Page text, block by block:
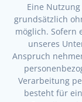
Eine
grundsätzlich
möglich. Sofern
unseres
Anspruch
Verarbeitung
besteht für